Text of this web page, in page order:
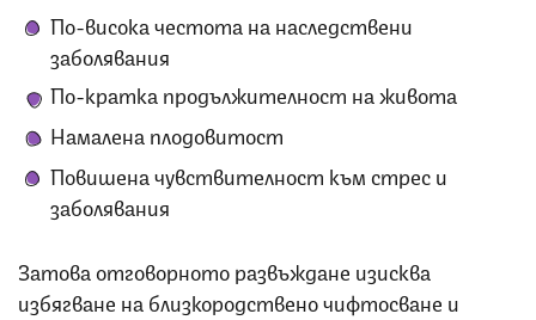
По-висока честота на наследствени
заболявания
По-кратка продължителност на живота
Намалена плодовитост
Повишена чувствителност към стрес и
заболявания
Затова отговорното развъждане изисква
избягване на близкородствено чифтосване и